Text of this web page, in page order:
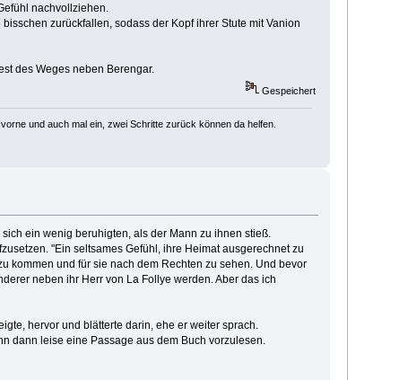
nachvollziehen.
zurückfallen, sodass der Kopf ihrer Stute mit Vanion
des Weges neben Berengar.
Gespeichert
und auch mal ein, zwei Schritte zurück können da helfen.
ein wenig beruhigten, als der Mann zu ihnen stieß.
"Ein seltsames Gefühl, ihre Heimat ausgerechnet zu
kommen und für sie nach dem Rechten zu sehen. Und bevor
neben ihr Herr von La Follye werden. Aber das ich
hervor und blätterte darin, ehe er weiter sprach.
dann leise eine Passage aus dem Buch vorzulesen.